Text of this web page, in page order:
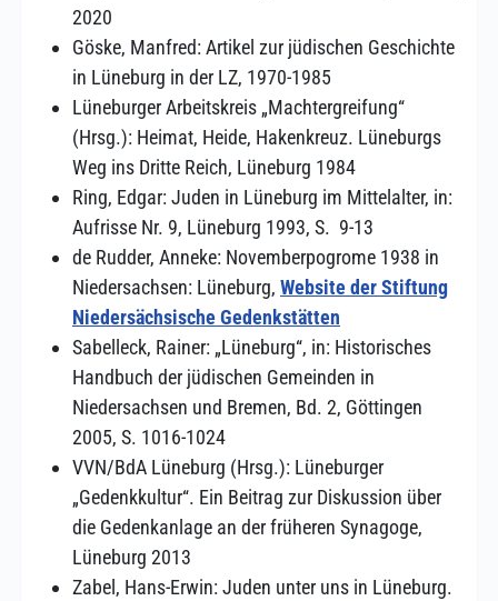
2020
Göske, Manfred: Artikel zur jüdischen Geschichte
in Lüneburg in der LZ, 1970-1985
Lüneburger Arbeitskreis „Machtergreifung“
(Hrsg.): Heimat, Heide, Hakenkreuz. Lüneburgs
Weg ins Dritte Reich, Lüneburg 1984
Ring, Edgar: Juden in Lüneburg im Mittelalter, in:
Aufrisse Nr. 9, Lüneburg 1993, S. 9-13
de Rudder, Anneke: Novemberpogrome 1938 in
Niedersachsen: Lüneburg, Website der Stiftung
Niedersächsische Gedenkstätten
Sabelleck, Rainer: „Lüneburg“, in: Historisches
Handbuch der jüdischen Gemeinden in
Niedersachsen und Bremen, Bd. 2, Göttingen
2005, S. 1016-1024
VVN/BdA Lüneburg (Hrsg.): Lüneburger
„Gedenkkultur“. Ein Beitrag zur Diskussion über
die Gedenkanlage an der früheren Synagoge,
Lüneburg 2013
Zabel, Hans-Erwin: Juden unter uns in Lüneburg.